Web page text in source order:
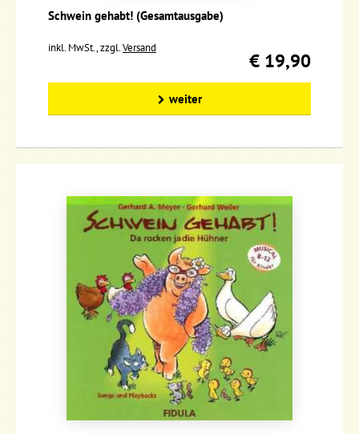
Schwein gehabt! (Gesamtausgabe)
inkl. MwSt., zzgl.Versand
€ 19,90
weiter